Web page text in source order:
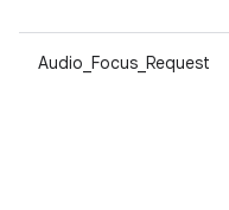
Audio_Focus_Request